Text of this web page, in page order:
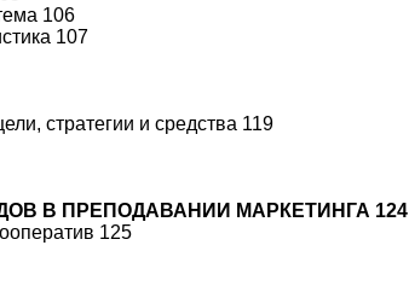
106
107
стратегии и средства 119
В ПРЕПОДАВАНИИ МАРКЕТИНГА 124
125